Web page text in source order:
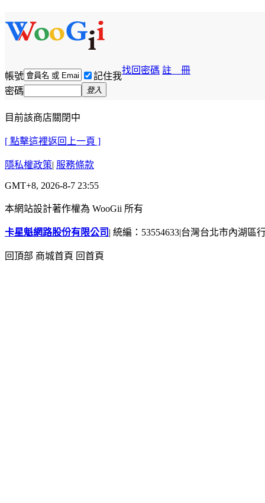
帳號 記住我
找回密碼 註 冊
密碼 登入
目前該商店關閉中
[ 點擊這裡返回上一頁 ]
隱私權政策| 服務條款
GMT+8, 2026-8-7 23:55
本網站設計著作權為 WooGii 所有
卡星魁網路股份有限公司 | 統編：53554633|台灣台北市內湖區
回頂部 商城首頁 回首頁